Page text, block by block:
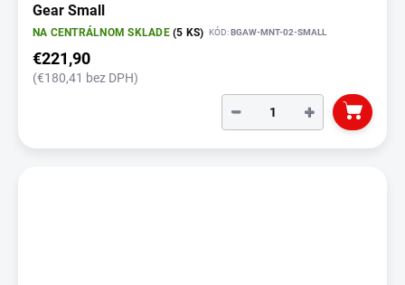
Gear Small
NA CENTRÁLNOM SKLADE(5 KS) KÓD:BGAW-MNT-02-SMALL
€221,90
(€180,41 bez DPH)
+
−